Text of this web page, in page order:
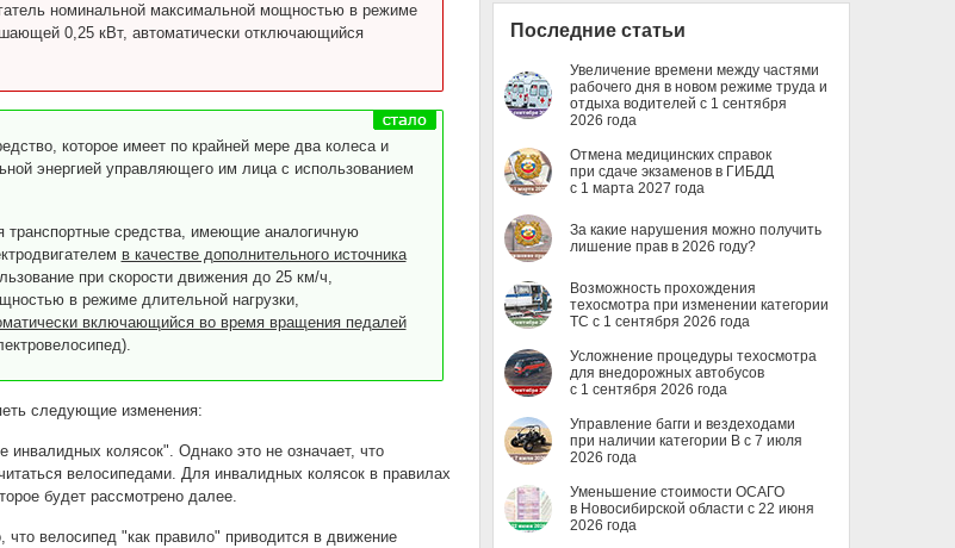
номинальной максимальной мощностью в режиме
0,25 кВт, автоматически отключающийся
которое имеет по крайней мере два колеса и
энергией управляющего им лица с использованием
транспортные средства, имеющие аналогичную
в качестве дополнительного источника
при скорости движения до 25 км/ч,
в режиме длительной нагрузки,
включающийся во время вращения педалей
следующие изменения:
инвалидных колясок". Однако это не означает, что
велосипедами. Для инвалидных колясок в правилах
будет рассмотрено далее.
велосипед "как правило" приводится в движение
Последние статьи
Увеличение времени между частями
рабочего дня в новом режиме труда и
отдыха водителей с 1 сентября
2026 года
Отмена медицинских справок
при сдаче экзаменов в ГИБДД
с 1 марта 2027 года
За какие нарушения можно получить
лишение прав в 2026 году?
Возможность прохождения
техосмотра при изменении категории
ТС с 1 сентября 2026 года
Усложнение процедуры техосмотра
для внедорожных автобусов
с 1 сентября 2026 года
Управление багги и вездеходами
при наличии категории B с 7 июля
2026 года
Уменьшение стоимости ОСАГО
в Новосибирской области с 22 июня
2026 года